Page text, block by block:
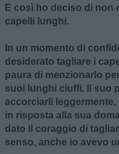
E così ho deciso di non
capelli lunghi.
In un momento di
desiderato tagliare i
paura di menzionarlo
suoi lunghi ciuffi. Il suo
accorciarli
in risposta alla sua
dato il coraggio di
senso, anche io avevo